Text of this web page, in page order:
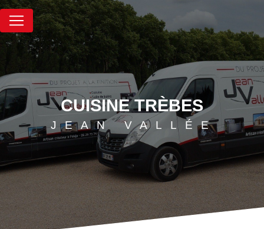
CUISINE TRÈBES
JEAN VALLÉE
Panneau de gestion des cookies